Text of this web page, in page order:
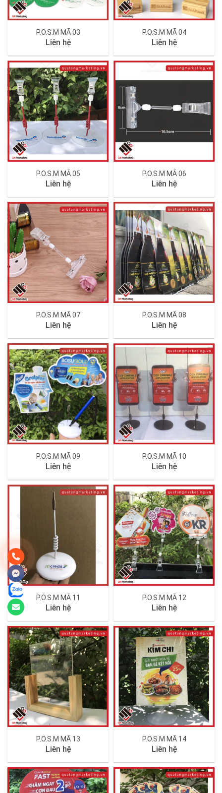
P.O.S.M MÃ 03
Liên hệ
P.O.S.M MÃ 04
Liên hệ
P.O.S.M MÃ 05
Liên hệ
P.O.S.M MÃ 06
Liên hệ
P.O.S.M MÃ 07
Liên hệ
P.O.S.M MÃ 08
Liên hệ
P.O.S.M MÃ 09
Liên hệ
P.O.S.M MÃ 10
Liên hệ
P.O.S.M MÃ 11
Liên hệ
P.O.S.M MÃ 12
Liên hệ
P.O.S.M MÃ 13
Liên hệ
P.O.S.M MÃ 14
Liên hệ